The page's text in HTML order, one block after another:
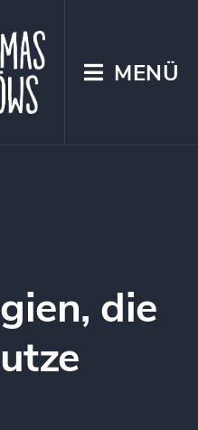
MENÜ
die